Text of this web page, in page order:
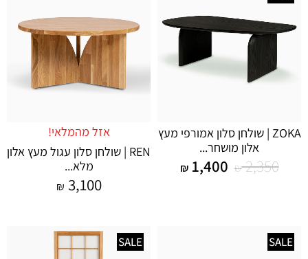
ZOKA | שולחן סלון אמורפי מעץ
אלון מושחר...
₪2,350
₪1,400
אזל מהמלאי!
REN | שולחן סלון עגול מעץ אלון
מלא...
₪ 3,100
SALE
SALE